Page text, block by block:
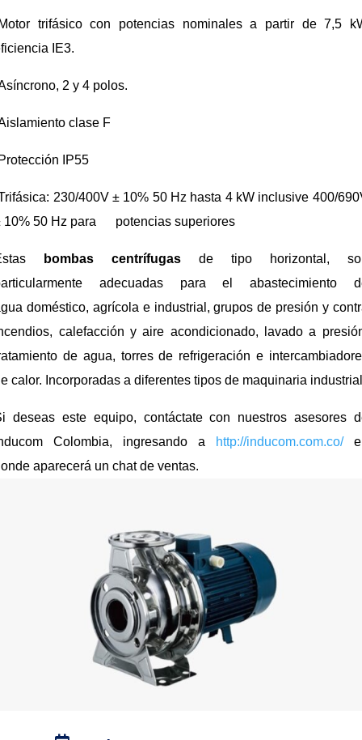
trifásico con potencias nominales a partir de 7,5
IE3.
2 y 4 polos.
clase F
IP55
230/400V ± 10% 50 Hz hasta 4 kW inclusive 400/
10% 50 Hz para potencias superiores
bombas centrífugas de tipo horizontal,
adecuadas para el abastecimiento
doméstico, agrícola e industrial, grupos de presión y
calefacción y aire acondicionado, lavado a
de agua, torres de refrigeración e
calor. Incorporadas a diferentes tipos de maquinaria
deseas este equipo, contáctate con nuestros asesores
Colombia, ingresando a
http://inducom.com.co/
aparecerá un chat de ventas.